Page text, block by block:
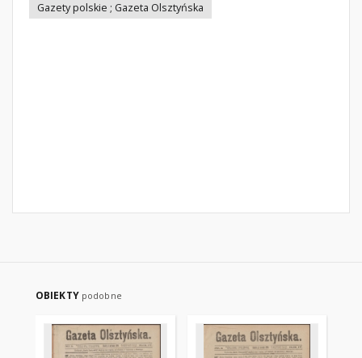
Gazety polskie ; Gazeta Olsztyńska
OBIEKTY podobne